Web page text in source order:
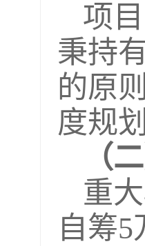
项
秉持
的原
度规
（
重
自筹